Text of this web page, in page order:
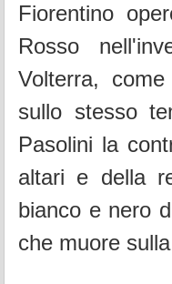
Fiorentino
Rosso
Volterra,
sullo stesso
Pasolini la
altari e della
bianco e nero
che muore